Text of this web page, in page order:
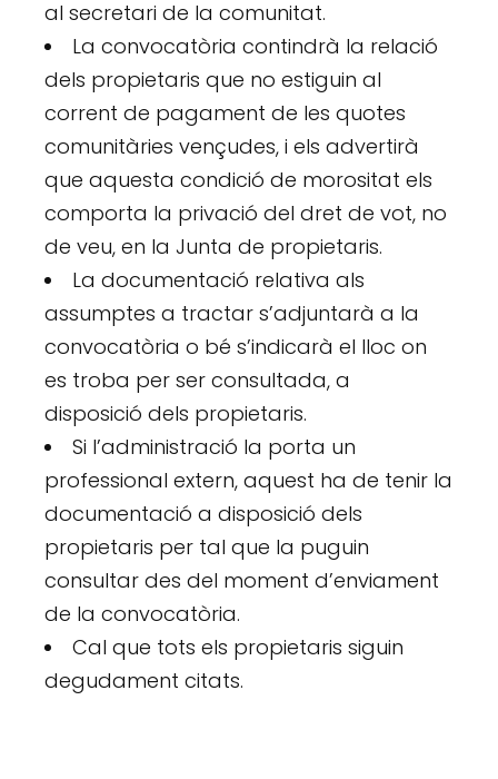
al secretari de la comunitat.
La convocatòria contindrà la relació
dels propietaris que no estiguin al
corrent de pagament de les quotes
comunitàries vençudes, i els advertirà
que aquesta condició de morositat els
comporta la privació del dret de vot, no
de veu, en la Junta de propietaris.
La documentació relativa als
assumptes a tractar s’adjuntarà a la
convocatòria o bé s’indicarà el lloc on
es troba per ser consultada, a
disposició dels propietaris.
Si l’administració la porta un
professional extern, aquest ha de tenir la
documentació a disposició dels
propietaris per tal que la puguin
consultar des del moment d’enviament
de la convocatòria.
Cal que tots els propietaris siguin
degudament citats.